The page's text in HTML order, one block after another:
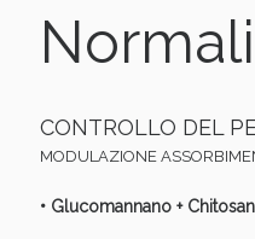
CONTROLLO DEL
MODULAZIONE
• Glucomannano +